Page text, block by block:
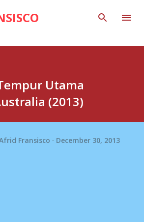
Skip to main content
Utama
(2013)
Fransisco December 30, 2013